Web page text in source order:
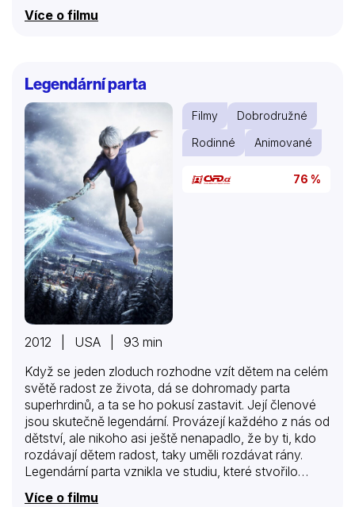
animace a zábavný příběh dělají z tohoto
Více o filmu
Legendární parta
Filmy
Dobrodružné
Rodinné
Animované
76 %
2012 | USA | 93 min
Když se jeden zloduch rozhodne vzít dětem na celém
světě radost ze života, dá se dohromady parta
superhrdinů, a ta se ho pokusí zastavit. Její členové
jsou skutečně legendární. Provázejí každého z nás od
dětství, ale nikoho asi ještě nenapadlo, že by ti, kdo
rozdávají dětem radost, taky uměli rozdávat rány.
Legendární parta vznikla ve studiu, které stvořilo
Shreka a Madagaskar. Filmu, o němž se s předstihem
Více o filmu